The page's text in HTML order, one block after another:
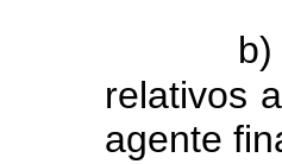
relativos
agente